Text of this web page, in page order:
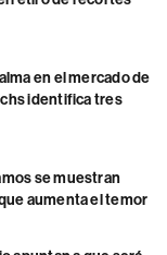
en el mercado de
identifica tres
se muestran
aumenta el temor